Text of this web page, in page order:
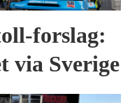
forslag:
via Sverige